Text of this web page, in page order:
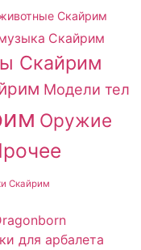
Скайрим
Скайрим
Скайрим
Модели тел
Оружие
Скайрим
для арбалета